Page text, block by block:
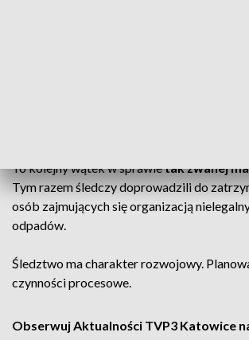
To kolejny wątek w sprawietak zwanej
Tym razem śledczy doprowadzili do
osób zajmujących się organizacją
odpadów.
Śledztwo ma charakter rozwojowy.
czynności procesowe.
Obserwuj Aktualności TVP3 Katowice